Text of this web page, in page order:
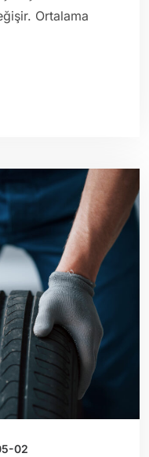
Ortalama
02